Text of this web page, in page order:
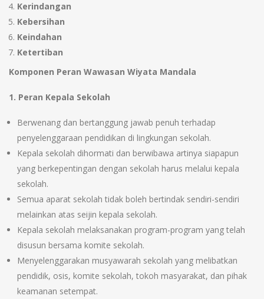
Kerindangan
Kebersihan
Keindahan
Ketertiban
Komponen Peran Wawasan Wiyata Mandala
1. Peran Kepala Sekolah
Berwenang dan bertanggung jawab penuh terhadap
penyelenggaraan pendidikan di lingkungan sekolah.
Kepala sekolah dihormati dan berwibawa artinya siapapun
yang berkepentingan dengan sekolah harus melalui kepala
sekolah.
Semua aparat sekolah tidak boleh bertindak sendiri-sendiri
melainkan atas seijin kepala sekolah.
Kepala sekolah melaksanakan program-program yang telah
disusun bersama komite sekolah.
Menyelenggarakan musyawarah sekolah yang melibatkan
pendidik, osis, komite sekolah, tokoh masyarakat, dan pihak
keamanan setempat.